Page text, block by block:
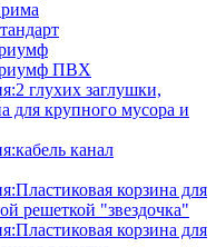
ПВХ
глухих заглушки,
для крупного мусора и
канал
корзина для
решеткой "звездочка"
корзина для